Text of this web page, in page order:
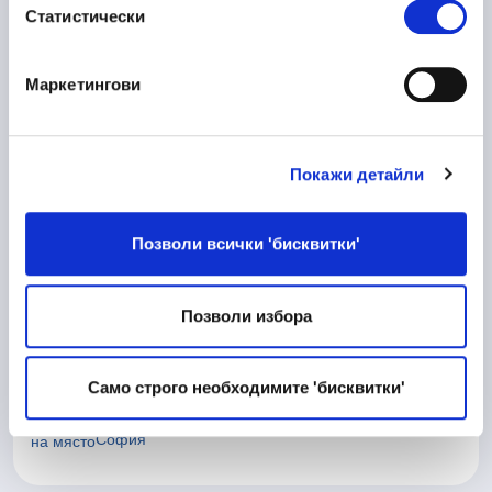
Статистически
Маркетингови
Покажи детайли
Позволи всички 'бисквитки'
Позволи избора
Само строго необходимите 'бисквитки'
Велико Търново
Матричар
Senior Procurement Specialist
(Industrial Services)
Производство
на мястоСофия